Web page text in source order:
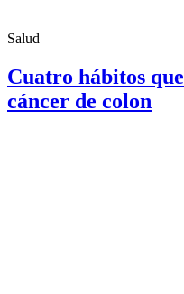
Salud
Cuatro hábitos
cáncer de colon